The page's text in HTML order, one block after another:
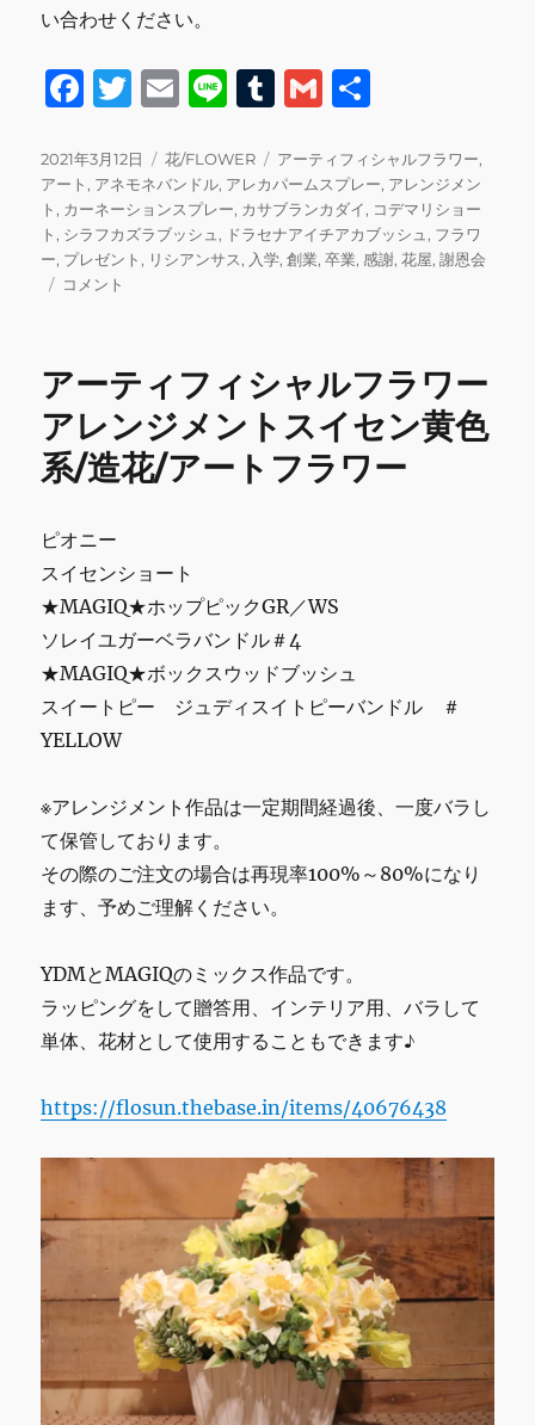
い合わせください。
F
c
e
b
o
T
it
te
r
E
ai
l
Li
e
T
m
bl
r
G
ai
l
投
稿
日:
2021年3月12日
カ
テ
ゴ
リ
ー
花/FLOWER
タ
グ
アーティフィシャルフラワー,
アート, アネモネバンドル, アレカパームスプレー, アレンジメン
ト, カーネーションスプレー, カサブランカダイ, コデマリショー
ト, シラフカズラブッシュ, ドラセナアイチアカブッシュ, フラワ
ー, プレゼント, リシアンサス, 入学,創業,卒業, 感謝,花屋,謝恩会
ア
フ
ィ
シ
ャ
ル
ラ
ー
ア
レ
ジ
メ
ン
サ
ブ
ン
カ/
ア
ー
ト
ワ
に
コメント
アーティフィシャルフラワー
アレンジメントスイセン黄色
系/造花/アートフラワー
ピオニー
スイセンショート
★MAGIQ★ホップピックGR／WS
ソレイユガーベラバンドル＃4
★MAGIQ★ボックスウッドブッシュ
スイートピー ジュディスイトピーバンドル ＃
YELLOW
※アレンジメント作品は一定期間経過後、一度バラし
て保管しております。
その際のご注文の場合は再現率100%～80%になり
ます、予めご理解ください。
YDMとMAGIQのミックス作品です。
ラッピングをして贈答用、インテリア用、バラして
単体、花材として使用することもできます♪
https://flosun.thebase.in/items/40676438